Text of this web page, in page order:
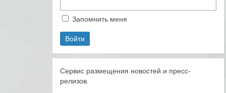
Запомнить меня
Сервис размещения новостей и пресс-
релизов.